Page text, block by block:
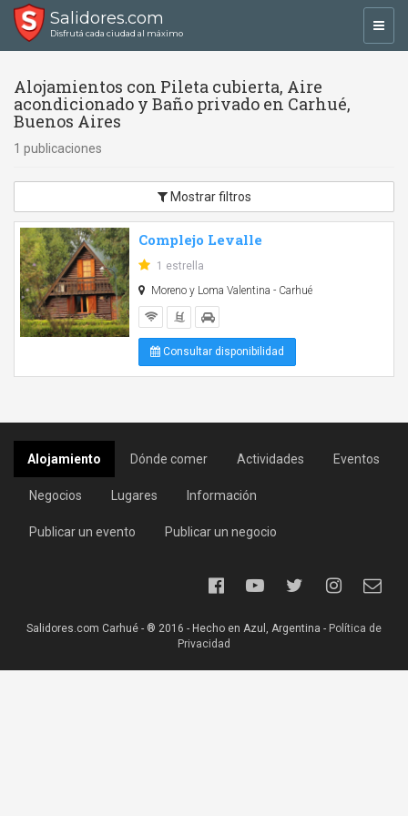
Salidores.com
Disfrutá cada ciudad al máximo
Alojamientos con Pileta cubierta, Aire
acondicionado y Baño privado en Carhué,
Buenos Aires
1 publicaciones
Mostrar filtros
Complejo Levalle
1 estrella
Moreno y Loma Valentina - Carhué
Consultar disponibilidad
Alojamiento Dónde comer Actividades Eventos
Negocios Lugares Información
Publicar un evento Publicar un negocio
Salidores.com Carhué - ® 2016 - Hecho en Azul, Argentina - Política de
Privacidad